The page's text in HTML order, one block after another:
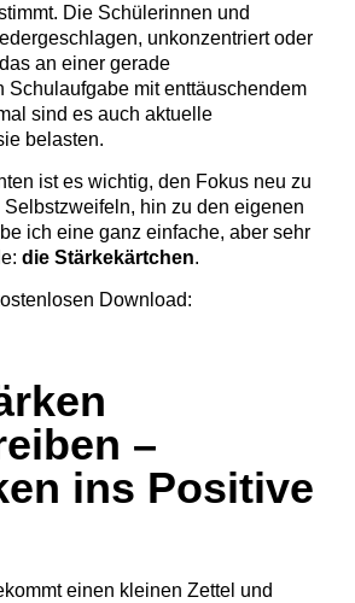
Die Schülerinnen und
unkonzentriert oder
an einer gerade
Schulaufgabe mit enttäuschendem
sind es auch aktuelle
belasten.
ist es wichtig, den Fokus neu zu
hin zu den eigenen
ich eine ganz einfache, aber sehr
die Stärkekärtchen.
Download:
–
ins Positive
einen kleinen Zettel und